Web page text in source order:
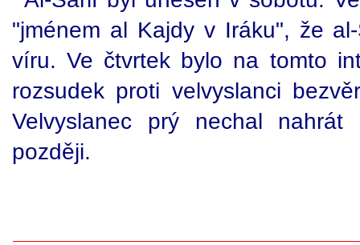
"jménem al Kajdy v Iráku", že
víru. Ve čtvrtek bylo na tomto
rozsudek proti velvyslanci
Velvyslanec prý nechal
později.